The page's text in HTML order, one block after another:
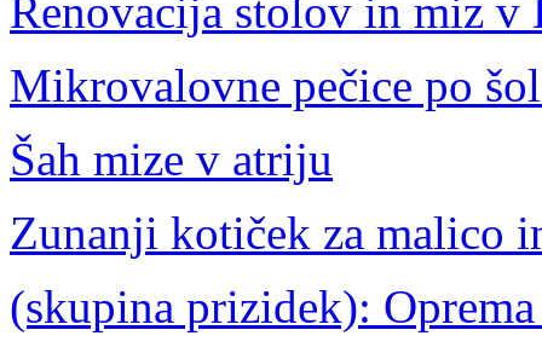
Renovacija stolov in miz
Mikrovalovne pečice po
Šah mize v atriju
Zunanji kotiček za malico
(skupina prizidek):